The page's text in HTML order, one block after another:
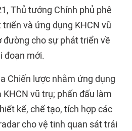
Thủ tướng Chính phủ phê
và ứng dụng KHCN vũ
cho sự phát triển về
đoạn mới.
Chiến lược nhằm ứng dụng
vũ trụ; phấn đấu làm
kế, chế tạo, tích hợp các
cho vệ tinh quan sát trái